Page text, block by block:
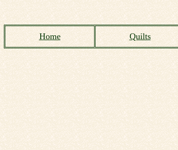
Home Quilts